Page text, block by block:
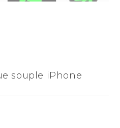
souple iPhone